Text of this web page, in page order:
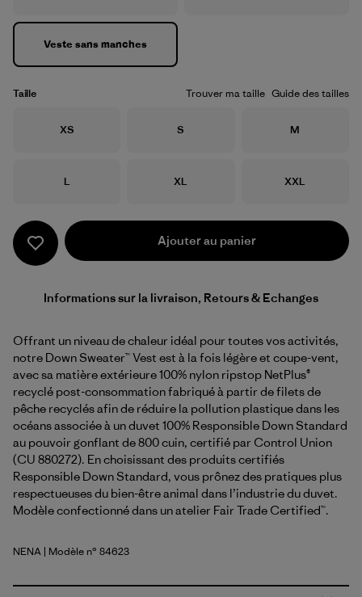
Veste sans manches
Taille Trouver ma taille Guide des tailles
Taille
XS Taille
S Taille
M
Taille
L Taille
XL Taille
XXL
Ajouter au panier
Informations sur la livraison, Retours & Echanges
Offrant un niveau de chaleur idéal pour toutes vos activités,
notre Down Sweater™ Vest est à la fois légère et coupe-vent,
avec sa matière extérieure 100% nylon ripstop NetPlus®
recyclé post-consommation fabriqué à partir de filets de
pêche recyclés afin de réduire la pollution plastique dans les
océans associée à un duvet 100% Responsible Down Standard
au pouvoir gonflant de 800 cuin, certifié par Control Union
(CU 880272). En choisissant des produits certifiés
Responsible Down Standard, vous prônez des pratiques plus
respectueuses du bien-être animal dans l’industrie du duvet.
Modèle confectionné dans un atelier Fair Trade Certified™.
New Navy
NENA | Modèle n° 84623